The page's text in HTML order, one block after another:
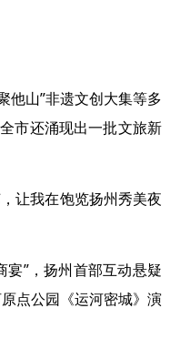
他山”非遗文创大集等多
市还涌现出一批文旅新
让我在饱览扬州秀美夜
”，扬州首部互动悬疑
点公园《运河密城》演